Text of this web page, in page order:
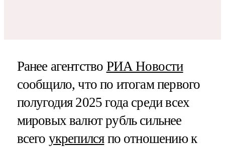
Ранее агентство РИА Новости
сообщило, что по итогам первого
полугодия 2025 года среди всех
мировых валют рубль сильнее
всего укрепилсяпо отношению к